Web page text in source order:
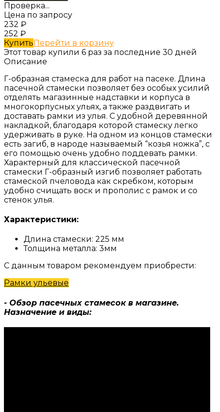
Проверка...
Цена по запросу
232 ₽
252 ₽
КупитьПерейти в корзину
Этот товар купили 6 раз за последние 30 дней
Описание
Г-образная стамеска для работ на пасеке. Длина
пасечной стамески позволяет без особых усилий
отделять магазинные надставки и корпуса в
многокорпусных ульях, а также раздвигать и
доставать рамки из улья. С удобной деревянной
накладкой, благодаря которой стамеску легко
удерживать в руке. На одном из концов стамески
есть загиб, в народе называемый “козья ножка”, с
его помощью очень удобно поддевать рамки.
Характерный для классической пасечной
стамески Г-образный изгиб позволяет работать
стамеской пчеловода как скребком, которым
удобно счищать воск и прополис с рамок и со
стенок улья.
Характеристики:
Длина стамески: 225 мм
Толщина металла: 3мм
С данным товаром рекомендуем приобрести:
Рамки ульевые
- Обзор пасечных стамесок в магазине.
Назначение и виды: